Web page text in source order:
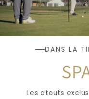
DANS LA
Les atouts